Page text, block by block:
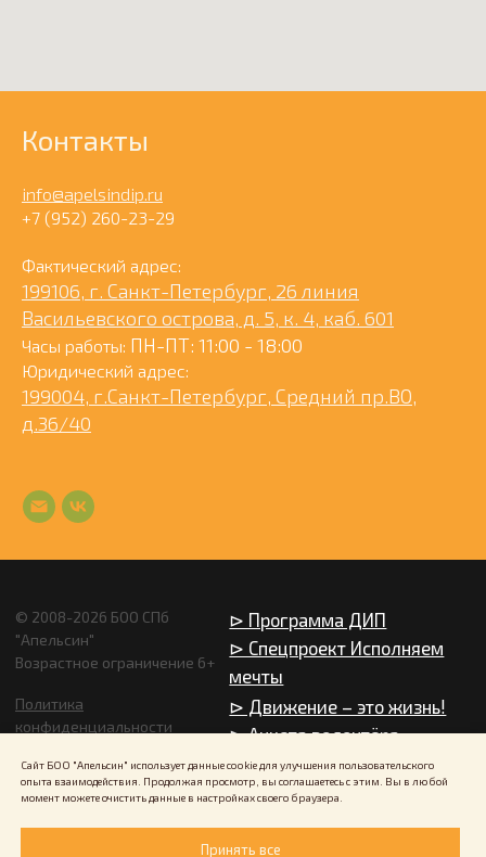
Сайт БОО "Апельсин" использует данные cookie для улучшения пользовательского
опыта взаимодействия. Продолжая просмотр, вы соглашаетесь с этим. Вы в любой
момент можете очистить данные в настройках своего браузера.
Принять все
Контакты
info@apelsindip.ru
+7 (952) 260-23-29
Фактический адрес:
199106, г. Санкт-Петербург, 26 линия
Васильевского острова, д. 5, к. 4, каб. 601
Часы работы: ПН-ПТ: 11:00 - 18:00
Юридический адрес:
199004, г.Санкт-Петербург, Средний пр.ВО,
д.36/40